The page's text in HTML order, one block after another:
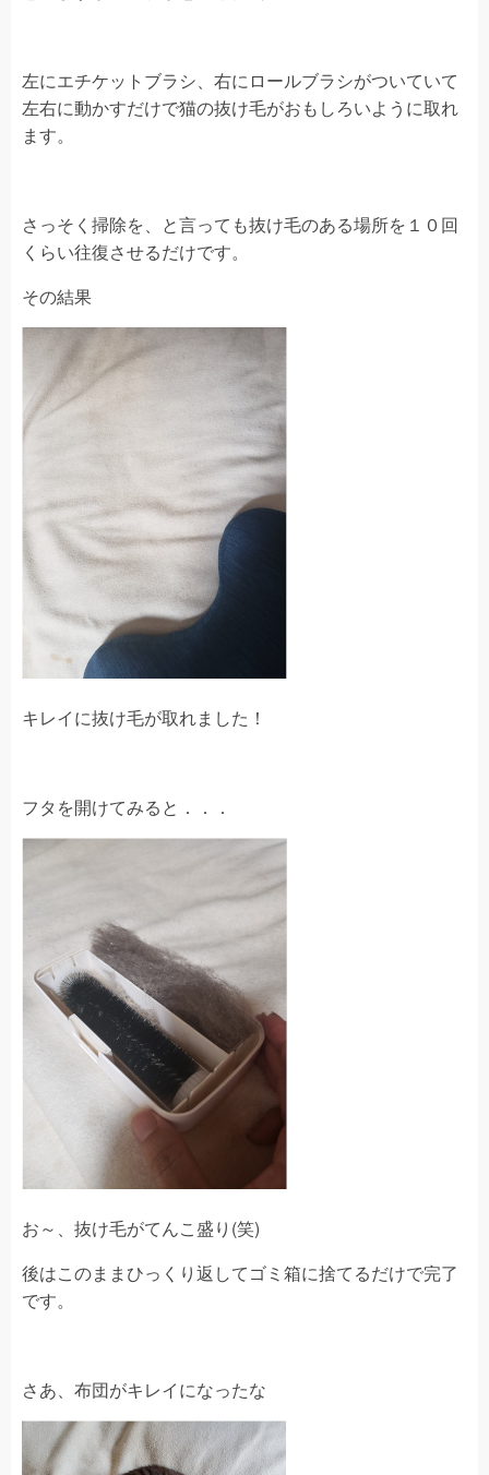
左にエチケットブラシ、右にロールブラシがついていて
左右に動かすだけで猫の抜け毛がおもしろいように取れ
ます。
さっそく掃除を、と言っても抜け毛のある場所を１０回
くらい往復させるだけです。
その結果
キレイに抜け毛が取れました！
フタを開けてみると．．．
お～、抜け毛がてんこ盛り(笑)
後はこのままひっくり返してゴミ箱に捨てるだけで完了
です。
さあ、布団がキレイになったな